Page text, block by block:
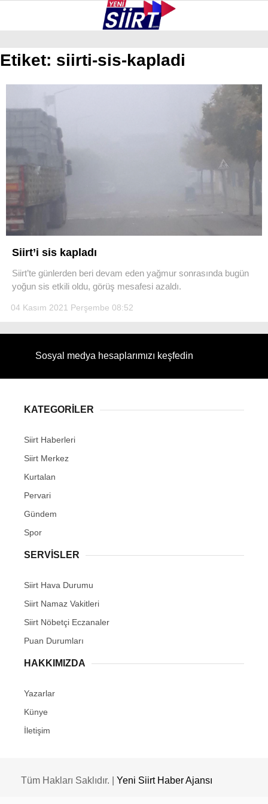
GALERİ VİDEO YAZARLAR
BAYKAN
PERVARI
ŞIRVAN
TILLO
Etiket: siirti-sis-kapladi
Siirt’i sis kapladı
Siirt’te günlerden beri devam eden yağmur sonrasında bugün
yoğun sis etkili oldu, görüş mesafesi azaldı.
04 Kasım 2021 Perşembe 08:52
Sosyal medya hesaplarımızı keşfedin
KATEGORİLER
Siirt Haberleri
Siirt Merkez
Kurtalan
Pervari
Gündem
Spor
SERVİSLER
Siirt Hava Durumu
Siirt Namaz Vakitleri
Siirt Nöbetçi Eczanaler
Puan Durumları
HAKKIMIZDA
Yazarlar
Künye
İletişim
Tüm Hakları Saklıdır. | Yeni Siirt Haber Ajansı